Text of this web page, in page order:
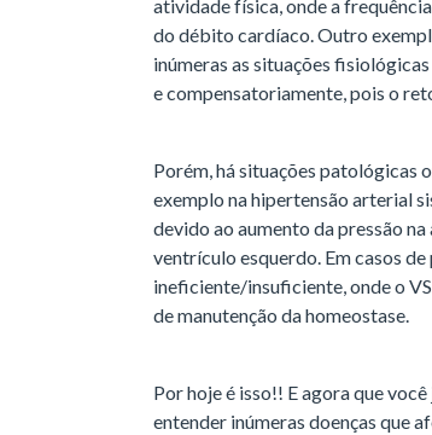
atividade física, onde a
do débito cardíaco. Outro
inúmeras as situações
e compensatoriamente, pois o
Porém, há situações patológicas
exemplo na hipertensão arterial
devido ao aumento da pressão
ventrículo esquerdo. Em casos
ineficiente/insuficiente, onde o
de manutenção da homeostase.
Por hoje é isso!! E agora que
entender inúmeras doenças que